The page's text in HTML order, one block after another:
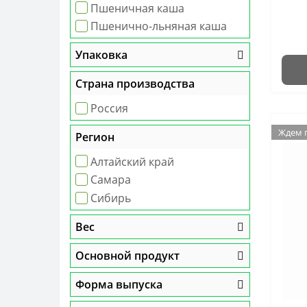
Пшеничная каша
Пшенично-льняная каша
Упаковка
Страна производства
Россия
Регион
Алтайский край
Самара
Сибирь
Вес
Основной продукт
Форма выпуска
Ждем
Ждем